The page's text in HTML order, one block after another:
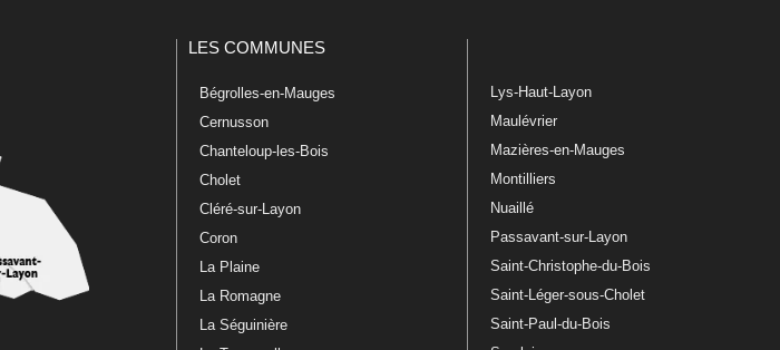
LES COMMUNES
Bégrolles-en-Mauges
Cernusson
Chanteloup-les-Bois
Cholet
Cléré-sur-Layon
Coron
La Plaine
La Romagne
La Séguinière
Lys-Haut-Layon
Maulévrier
Mazières-en-Mauges
Montilliers
Nuaillé
Passavant-sur-Layon
Saint-Christophe-du-Bois
Saint-Léger-sous-Cholet
Saint-Paul-du-Bois